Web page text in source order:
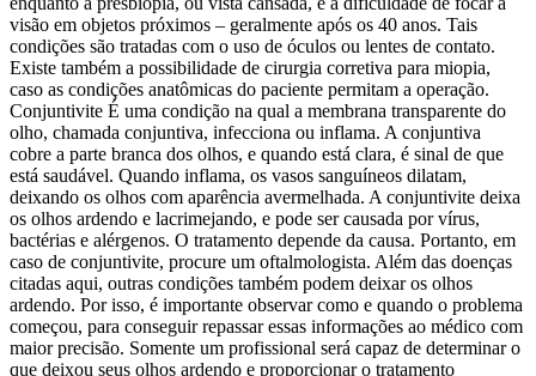
visão em objetos próximos – geralmente após os 40 anos. Tais
condições são tratadas com o uso de óculos ou lentes de contato.
Existe também a possibilidade de cirurgia corretiva para miopia,
caso as condições anatômicas do paciente permitam a operação.
Conjuntivite É uma condição na qual a membrana transparente do
olho, chamada conjuntiva, infecciona ou inflama. A conjuntiva
cobre a parte branca dos olhos, e quando está clara, é sinal de que
está saudável. Quando inflama, os vasos sanguíneos dilatam,
deixando os olhos com aparência avermelhada. A conjuntivite deixa
os olhos ardendo e lacrimejando, e pode ser causada por vírus,
bactérias e alérgenos. O tratamento depende da causa. Portanto, em
caso de conjuntivite, procure um oftalmologista. Além das doenças
citadas aqui, outras condições também podem deixar os olhos
ardendo. Por isso, é importante observar como e quando o problema
começou, para conseguir repassar essas informações ao médico com
maior precisão. Somente um profissional será capaz de determinar o
que deixou seus olhos ardendo e proporcionar o tratamento